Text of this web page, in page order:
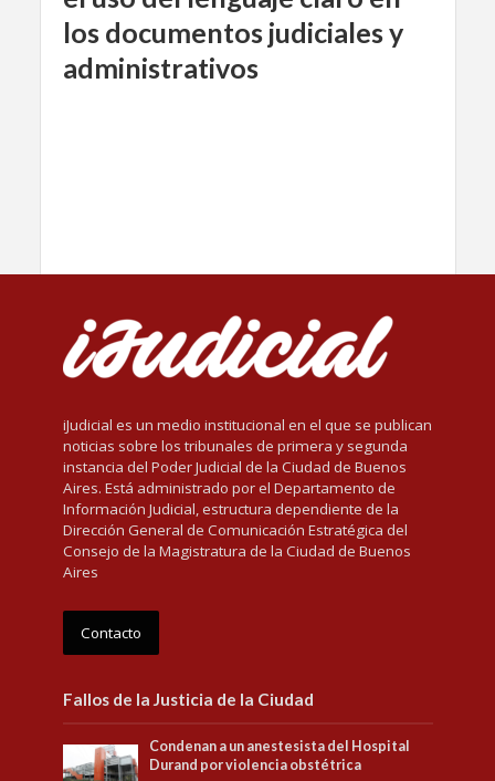
los documentos judiciales y
administrativos
iJudicial es un medio institucional en el que se publican
noticias sobre los tribunales de primera y segunda
instancia del Poder Judicial de la Ciudad de Buenos
Aires. Está administrado por el Departamento de
Información Judicial, estructura dependiente de la
Dirección General de Comunicación Estratégica del
Consejo de la Magistratura de la Ciudad de Buenos
Aires
Contacto
Fallos de la Justicia de la Ciudad
Condenan a un anestesista del Hospital
Durand por violencia obstétrica